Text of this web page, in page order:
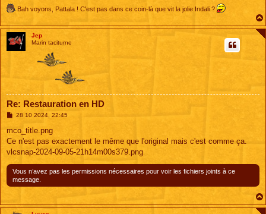
Bah voyons, Pattala ! C'est pas dans ce coin-là que vit la jolie Indali ?
Jep
Marin taciturne
Re: Restauration en HD
M
s
a
g
28 10 2024, 22:45
mco_title.png
Ce n'est pas exactement le même que l'original mais c'est comme ça.
vlcsnap-2024-09-05-21h14m00s379.png
Vous n’avez pas les permissions nécessaires pour voir les fichiers joints à ce
message.